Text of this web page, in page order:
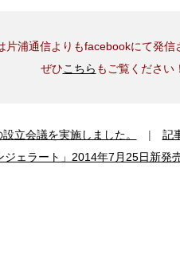
片浦通信よりもfacebookにて発信
ぜひこちら もご覧ください！
立会議を実施しました。 | 記
ジェラート」2014年7月25日新発